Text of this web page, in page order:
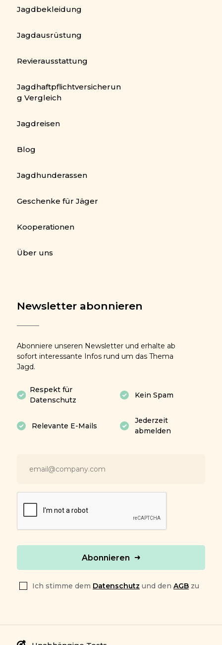
Jagdbekleidung
Jagdausrüstung
Revierausstattung
Jagdhaftpflichtversicherun
g Vergleich
Jagdreisen
Blog
Jagdhunderassen
Geschenke für Jäger
Kooperationen
Über uns
Newsletter abonnieren
Abonniere unseren Newsletter und erhalte ab
sofort interessante Infos rund um das Thema
Jagd.
Respekt für
Datenschutz
Kein Spam
Relevante E-Mails
Jederzeit
abmelden
Abonnieren
Ich stimme dem Datenschutz und den AGB zu